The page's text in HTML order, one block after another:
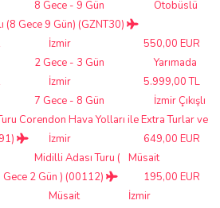
8 Gece - 9 Gün
Otobüslü
(8 Gece 9 Gün) (GZNT30)
550,00 EUR
İzmir
2 Gece - 3 Gün
Yarımada
5.999,00 TL
İzmir
7 Gece - 8 Gün
İzmir Çıkışlı
Corendon Hava Yolları ile Extra Turlar ve
649,00 EUR
İzmir
Müsait
Midilli Adası Turu (
Gece 2 Gün ) (00112)
195,00 EUR
İzmir
Müsait